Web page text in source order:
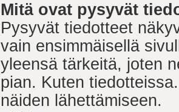
Mitä ovat pysyvät
Pysyvät tiedotteet
vain ensimmäisellä
yleensä tärkeitä, joten
pian. Kuten
näiden lähettämiseen.